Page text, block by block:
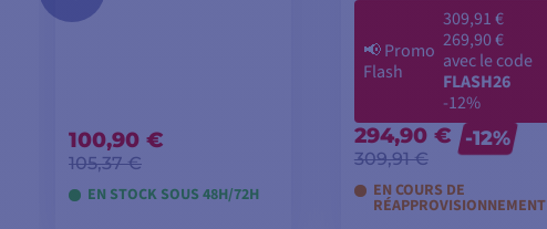
100,90 €
105,37 €
EN STOCK SOUS 48H/72H
📢Promo
Flash
309,91 €
269,90 €
avec le code
FLASH26
-12%
294,90 €
309,91 €
-12%
EN COURS DE
RÉAPPROVISIONNEMENT